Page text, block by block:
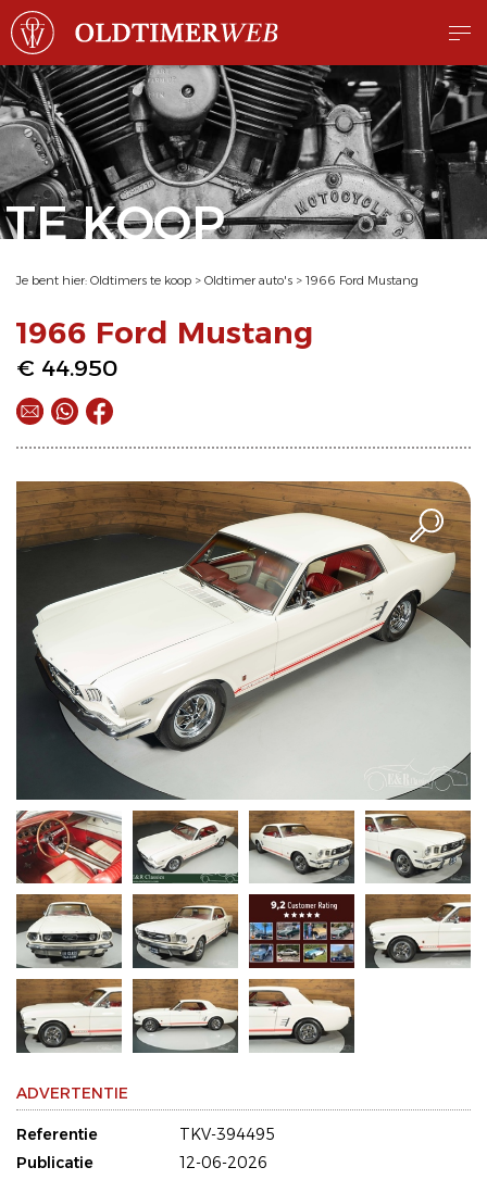
TE KOOP
Je bent hier: Oldtimers te koop > Oldtimer auto's > 1966 Ford Mustang
1966 Ford Mustang
€ 44.950
ADVERTENTIE
Referentie
TKV-394495
Publicatie
12-06-2026